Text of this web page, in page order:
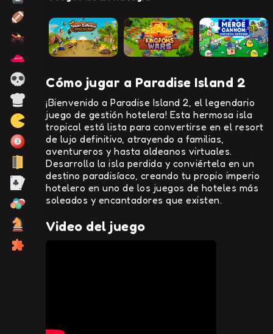
Cómo jugar a Paradise Island 2
¡Bienvenido a Paradise Island 2, el legendario
juego de gestión hotelera! Esta hermosa isla
tropical está lista para convertirse en el resort
de lujo definitivo, atrayendo a familias,
aventureros y hasta aldeanos virtuales.
Desarrolla la isla perdida y conviértela en un
destino paradisíaco, creando tu propio imperio
hotelero en uno de los juegos de hoteles más
soleados y encantadores que existen.
Video del juego